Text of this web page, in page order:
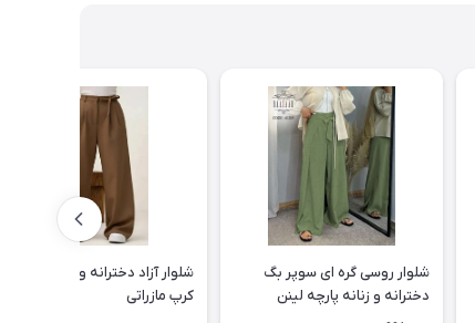
شلوار روسی گره ای سوپر بگ
دخترانه و زنانه پارچه لینن
شلوار آزاد دخترانه و زنانه پارچه
کرپ مازراتی